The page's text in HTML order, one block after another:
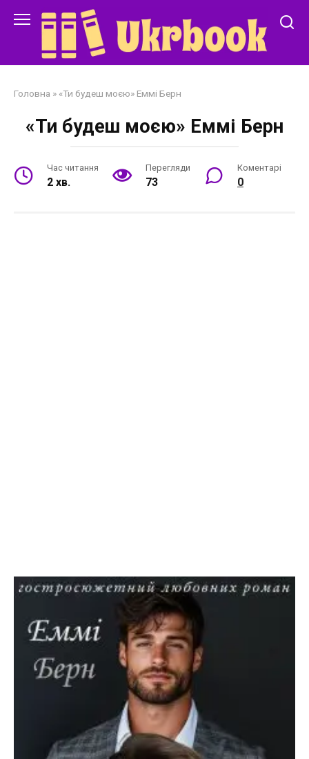
Головна » «Ти будеш моєю» Еммі Берн
«Ти будеш моєю» Еммі Берн
Час читання
2 хв.
Перегляди
73
Коментарі
0